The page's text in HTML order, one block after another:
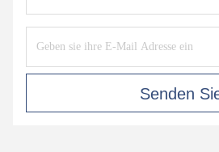
Senden